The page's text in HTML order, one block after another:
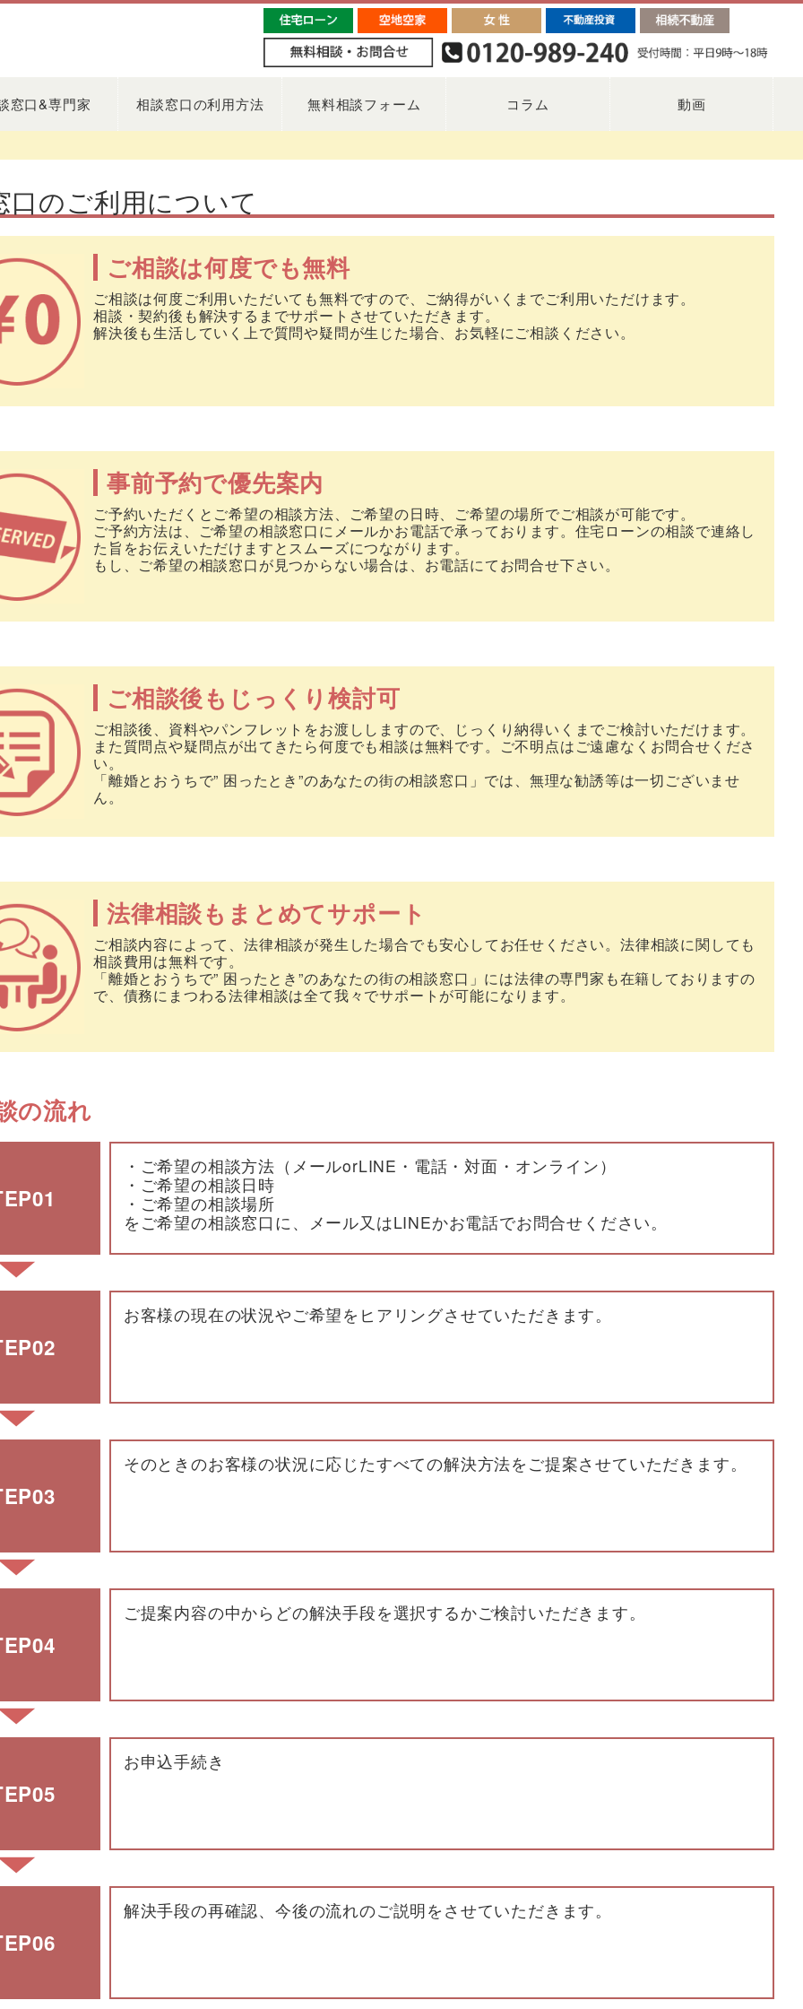
窓口&専門家 相談窓口の利用方法 無料相談フォーム コラム 動画
口のご利用について
ご相談は何度でも無料
ご相談は何度ご利用いただいても無料ですので、ご納得がいくまでご利用いただけます。
相談・契約後も解決するまでサポートさせていただきます。
解決後も生活していく上で質問や疑問が生じた場合、お気軽にご相談ください。
事前予約で優先案内
ご予約いただくとご希望の相談方法、ご希望の日時、ご希望の場所でご相談が可能です。
ご予約方法は、ご希望の相談窓口にメールかお電話で承っております。住宅ローンの相談で連絡し
た旨をお伝えいただけますとスムーズにつながります。
もし、ご希望の相談窓口が見つからない場合は、お電話にてお問合せ下さい。
ご相談後もじっくり検討可
ご相談後、資料やパンフレットをお渡ししますので、じっくり納得いくまでご検討いただけます。
また質問点や疑問点が出てきたら何度でも相談は無料です。ご不明点はご遠慮なくお問合せくださ
い。
「離婚とおうちで” 困ったとき”のあなたの街の相談窓口」では、無理な勧誘等は一切ございませ
ん。
法律相談もまとめてサポート
ご相談内容によって、法律相談が発生した場合でも安心してお任せください。法律相談に関しても
相談費用は無料です。
「離婚とおうちで” 困ったとき”のあなたの街の相談窓口」には法律の専門家も在籍しておりますの
で、債務にまつわる法律相談は全て我々でサポートが可能になります。
の流れ
・ご希望の相談方法（メールorLINE・電話・対面・オンライン）
・ご希望の相談日時
・ご希望の相談場所
をご希望の相談窓口に、メール又はLINEかお電話でお問合せください。
お客様の現在の状況やご希望をヒアリングさせていただきます。
そのときのお客様の状況に応じたすべての解決方法をご提案させていただきます。
ご提案内容の中からどの解決手段を選択するかご検討いただきます。
お申込手続き
解決手段の再確認、今後の流れのご説明をさせていただきます。